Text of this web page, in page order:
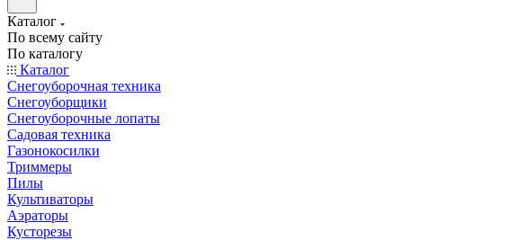
Каталог
По всему сайту
По каталогу
Каталог
Снегоуборочная техника
Снегоуборщики
Снегоуборочные лопаты
Садовая техника
Газонокосилки
Триммеры
Пилы
Культиваторы
Аэраторы
Кусторезы